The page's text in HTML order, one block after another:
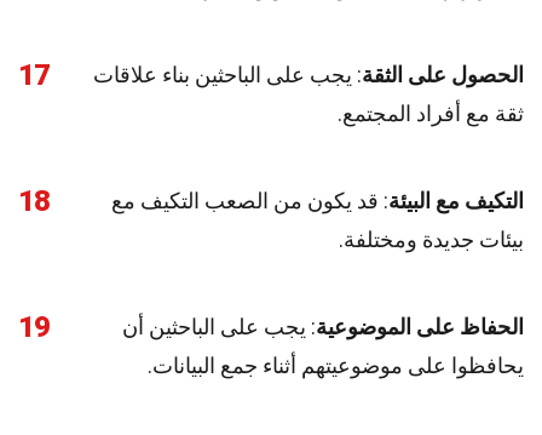
17 الحصول على الثقة: يجب على الباحثين بناء علاقات
ثقة مع أفراد المجتمع.
18 التكيف مع البيئة: قد يكون من الصعب التكيف مع
بيئات جديدة ومختلفة.
19 الحفاظ على الموضوعية: يجب على الباحثين أن
يحافظوا على موضوعيتهم أثناء جمع البيانات.